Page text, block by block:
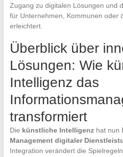
Zugang zu digitalen Lösungen und
für Unternehmen, Kommunen oder
erleichtert.
Überblick über
Lösungen: Wie
Intelligenz das
transformiert
Die künstliche Intelligenzhat nun
Management digitaler
Integration verändert die